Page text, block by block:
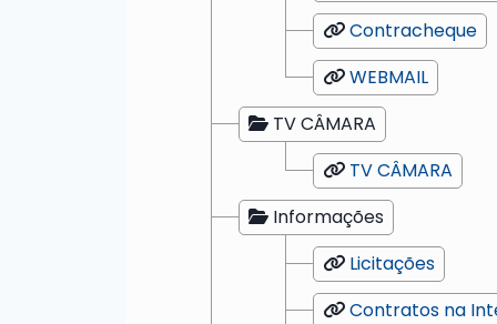
Contracheque
WEBMAIL
TV CÂMARA
TV CÂMARA
Informações
Licitações
Contratos na